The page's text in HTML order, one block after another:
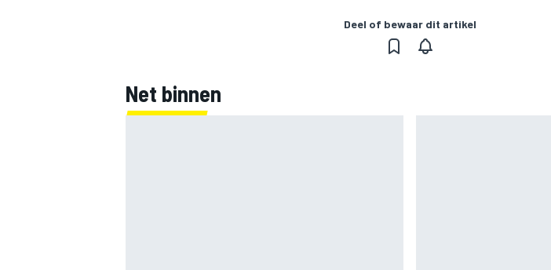
Deel of bewaar dit artikel
Net binnen